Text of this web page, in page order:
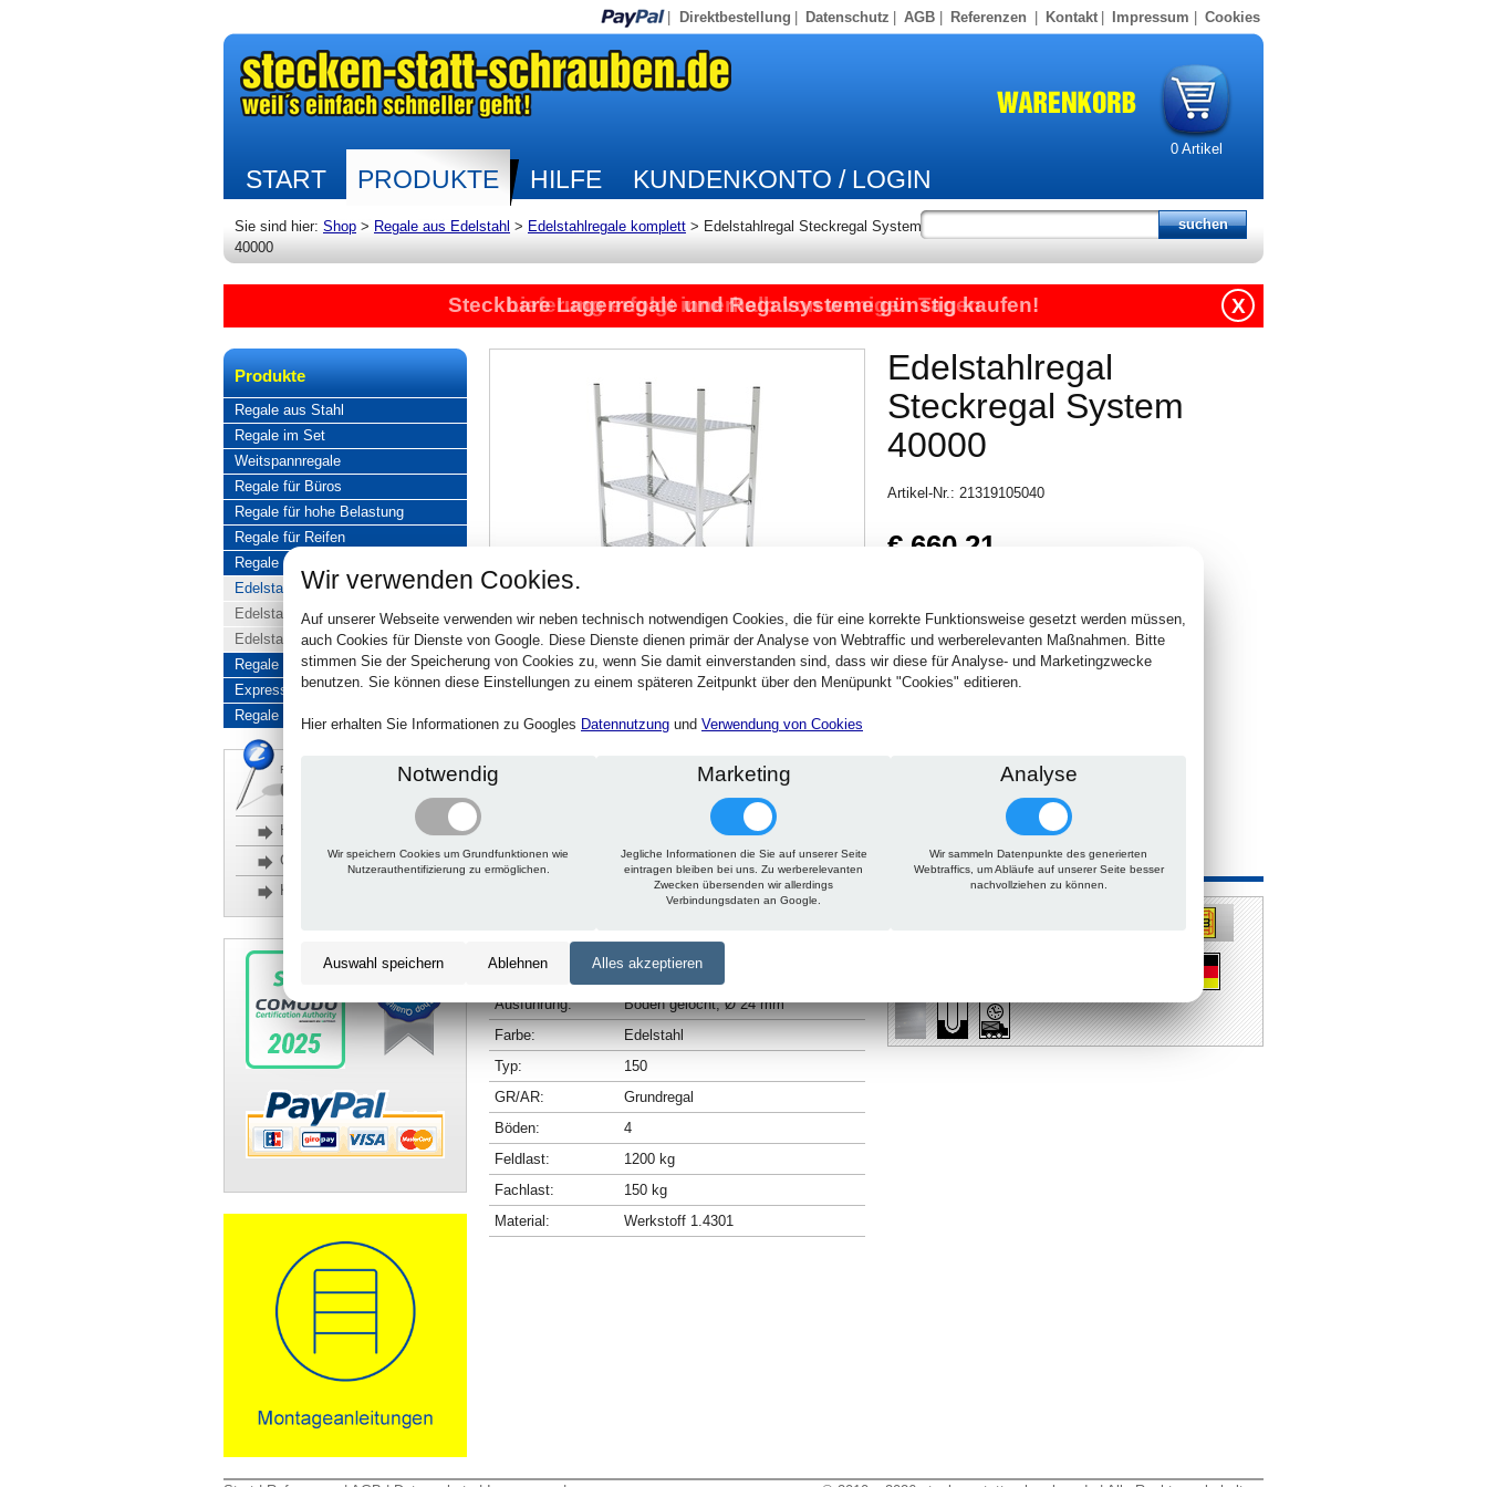
Direktbestellung Datenschutz AGB Referenzen Kontakt Impressum Cookies
0Artikel
START PRODUKTE HILFE KUNDENKONTO / LOGIN
Sie sind hier: Shop > Regale aus Edelstahl > Edelstahlregale komplett > Edelstahlregal Steckregal System
40000
Steckbare Lagerregale und Regalsysteme günstig kaufen!
Lieferung erfolgt innerhalb von wenigen Tagen X
Produkte
Regale aus Stahl
Regale im Set
Weitspannregale
Regale für Büros
Regale für hohe Belastung
Regale für Reifen
Regale aus Edelstahl
Edelstahlregale komplett
Edelstahlregal Baukasten
Edelstahlregal Kombinationen
Regale aus Aluminium
Express-Produkte
Regale Reduziert
Rückfragen, Hilfe, Bestellen?
06201 690095-0
Häufige Fragen
Glossar
Kontakt
Edelstahlregal
Steckregal System
40000
Artikel-Nr.: 21319105040
€ 660,21
Stck.
Technische Daten Beschreibung Zu diesem Artikel passt auch
400 mm
Länge:
1050 mm
Ausführung:
Böden gelocht, Ø 24 mm
Farbe:
Edelstahl
Typ:
150
GR/AR:
Grundregal
Böden:
4
Feldlast:
1200 kg
Fachlast:
150 kg
Material:
Werkstoff 1.4301
Wir verwenden Cookies.
Auf unserer Webseite verwenden wir neben technisch notwendigen Cookies, die für eine korrekte Funktionsweise gesetzt werden müssen,
auch Cookies für Dienste von Google. Diese Dienste dienen primär der Analyse von Webtraffic und werberelevanten Maßnahmen. Bitte
stimmen Sie der Speicherung von Cookies zu, wenn Sie damit einverstanden sind, dass wir diese für Analyse- und Marketingzwecke
benutzen. Sie können diese Einstellungen zu einem späteren Zeitpunkt über den Menüpunkt "Cookies" editieren.
Hier erhalten Sie Informationen zu Googles Datennutzung und Verwendung von Cookies
Notwendig
Wir speichern Cookies um Grundfunktionen wie
Nutzerauthentifizierung zu ermöglichen.
Marketing
Jegliche Informationen die Sie auf unserer Seite
eintragen bleiben bei uns. Zu werberelevanten
Zwecken übersenden wir allerdings
Verbindungsdaten an Google.
Analyse
Wir sammeln Datenpunkte des generierten
Webtraffics, um Abläufe auf unserer Seite besser
nachvollziehen zu können.
Auswahl speichern Ablehnen Alles akzeptieren